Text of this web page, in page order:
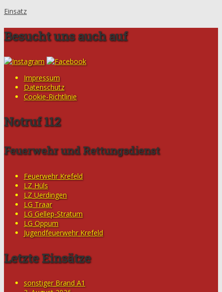
Einsatz
Besucht uns auch auf
Impressum
Datenschutz
Cookie-Richtlinie
Notruf 112
Feuerwehr und Rettungsdienst
Feuerwehr Krefeld
LZ Hüls
LZ Uerdingen
LG Traar
LG Gellep-Stratum
LG Oppum
Jugendfeuerwehr Krefeld
Letzte Einsätze
sonstiger Brand A1